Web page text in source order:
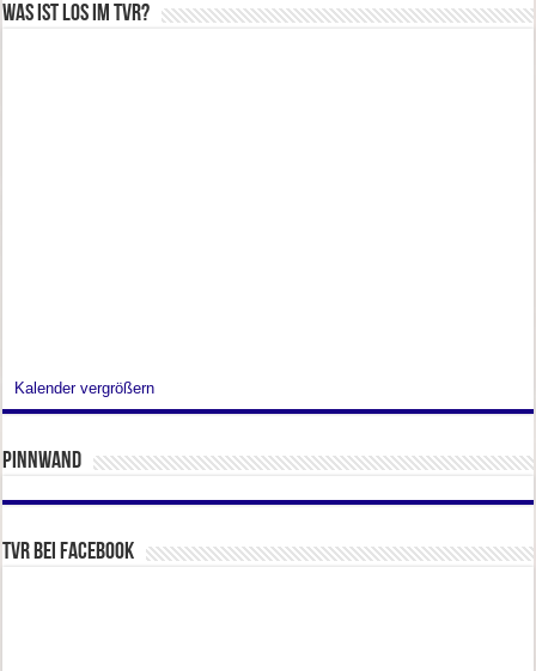
Was ist los im TVR?
Kalender vergrößern
Pinnwand
TVR bei facebook